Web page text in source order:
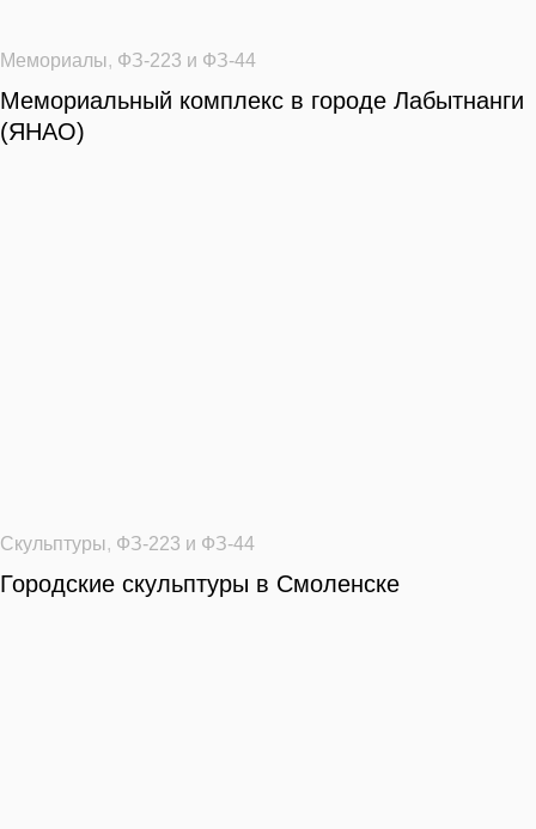
Мемориалы, ФЗ-223 и ФЗ-44
Мемориальный комплекс в городе Лабытнанги
(ЯНАО)
Скульптуры, ФЗ-223 и ФЗ-44
Городские скульптуры в Смоленске